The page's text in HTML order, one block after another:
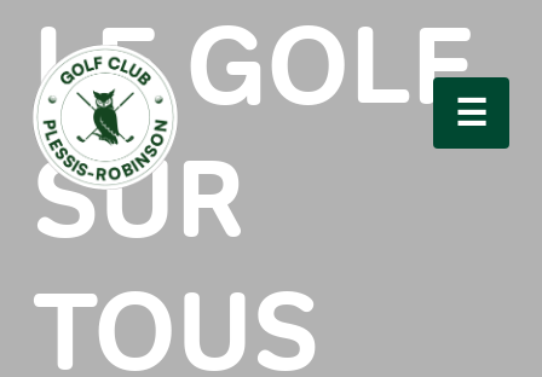
☰
LE GOLF,
SUR
TOUS